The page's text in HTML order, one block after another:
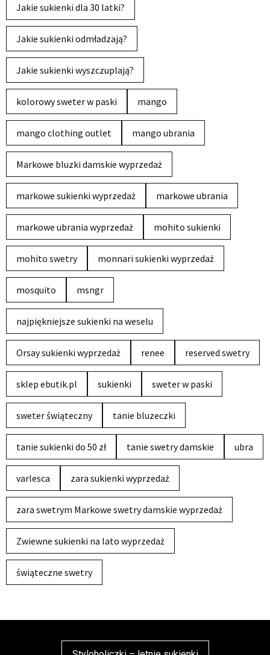
Jakie sukienki dla 30 latki?
Jakie sukienki odmładzają?
Jakie sukienki wyszczuplają?
kolorowy sweter w paski mango
mango clothing outlet mango ubrania
Markowe bluzki damskie wyprzedaż
markowe sukienki wyprzedaż markowe ubrania
markowe ubrania wyprzedaż mohito sukienki
mohito swetry monnari sukienki wyprzedaż
mosquito msngr
najpiękniejsze sukienki na weselu
Orsay sukienki wyprzedaż renee reserved swetry
sklep ebutik.pl sukienki sweter w paski
sweter świąteczny tanie bluzeczki
tanie sukienki do 50 zł tanie swetry damskie ubra
varlesca zara sukienki wyprzedaż
zara swetrym Markowe swetry damskie wyprzedaż
Zwiewne sukienki na lato wyprzedaż
świąteczne swetry